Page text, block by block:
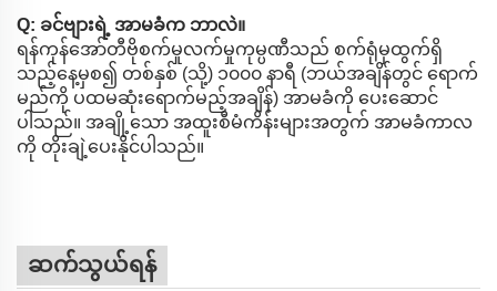
Q: ခင်ဗျားရဲ့ အာမခံက ဘာလဲ။
ရန်ကုန်အော်တီဗိုစက်မှုလက်မှုကုမ္ပဏီသည် စက်ရုံမှထွက်ရှိ
သည့်နေ့မှစ၍ တစ်နှစ် (သို့) ၁၀၀၀ နာရီ (ဘယ်အချိန်တွင် ရောက်
မည်ကို ပထမဆုံးရောက်မည့်အချိန်) အာမခံကို ပေးဆောင်
ပါသည်။ အချို့သော အထူးစီမံကိန်းများအတွက် အာမခံကာလ
ကို တိုးချဲ့ပေးနိုင်ပါသည်။
ဆက်သွယ်ရန်